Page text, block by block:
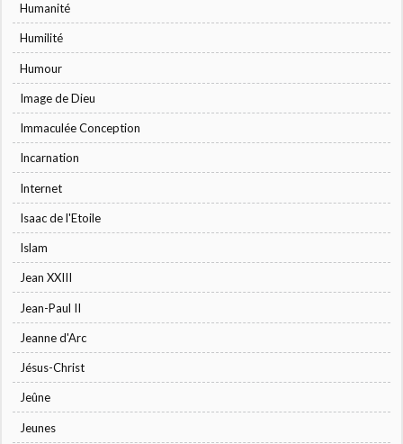
Humanité
Humilité
Humour
Image de Dieu
Immaculée Conception
Incarnation
Internet
Isaac de l'Etoile
Islam
Jean XXIII
Jean-Paul II
Jeanne d'Arc
Jésus-Christ
Jeûne
Jeunes